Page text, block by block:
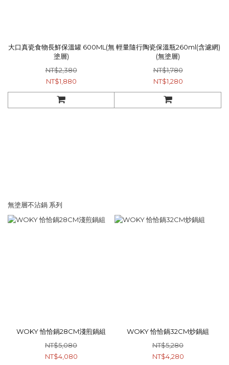
大口真瓷食物長鮮保溫罐 600ML(無
塗層)
NT$2,380
NT$1,880
輕量隨行陶瓷保溫瓶260ml(含濾網)
(無塗層)
NT$1,780
NT$1,280
無塗層不沾鍋 系列
WOKY 恰恰鍋28CM淺煎鍋組
NT$5,080
NT$4,080
WOKY 恰恰鍋32CM炒鍋組
NT$5,280
NT$4,280